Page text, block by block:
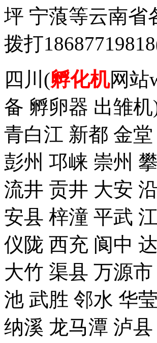
坪 宁蒗等云南省
拨打
四川(孵化机网站
备 孵卵器 出雏
青白江 新都 金
彭州 邛崃 崇州
流井 贡井 大安
安县 梓潼 平武
仪陇 西充 阆中
大竹 渠县 万源
池 武胜 邻水 华
纳溪 龙马潭 泸